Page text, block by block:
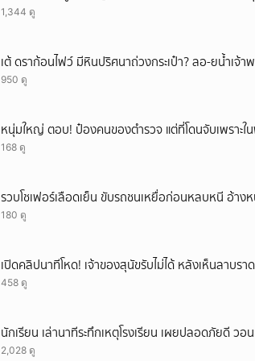
1,344 ดู
เต้ ดราก้อนไฟว์ มีหินปริศนาถ่วงกระเป๋า? ลอ-ยน้ำเจ้า
950 ดู
หนุ่มใหญ่ ตอบ! ป๋องคนของตำรวจ แต่ที่โดนจับเพราะใ
168 ดู
รวบโชเฟอร์เลือดเย็น ขับรถชนเหยื่อก่อนหลบหนี อ้าง
180 ดู
เปิดคลิปนาทีโหด! เจ้าของสุนัขรับไม่ได้ หลังเห็นลาบร
458 ดู
นักเรียน เล่านาทีระทึกเหตุโรงเรียน เผยปลอดภัยดี วอ
2,028 ดู